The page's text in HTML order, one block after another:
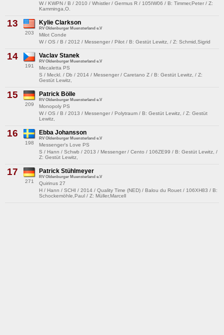
W / KWPN / B / 2010 / Whistler / Germus R / 105IW06 / B: Timmer,Peter / Z:
Kamminga,O.
13
203
Kylie Clarkson
RV Oldenburger Muensterland e.V
Milot Conde
W / OS / B / 2012 / Messenger / Pilot / B: Gestüt Lewitz, / Z: Schmid,Sigrid
14
191
Vaclav Stanek
RV Oldenburger Muensterland e.V
Mecaletta PS
S / Meckl. / Db / 2014 / Messenger / Caretano Z / B: Gestüt Lewitz, / Z:
Gestüt Lewitz,
15
209
Patrick Bölle
RV Oldenburger Muensterland e.V
Monopoly PS
W / OS / B / 2013 / Messenger / Polytraum / B: Gestüt Lewitz, / Z: Gestüt
Lewitz,
16
198
Ebba Johansson
RV Oldenburger Muensterland e.V
Messenger's Love PS
S / Hann / Schwb / 2013 / Messenger / Cento / 106ZE99 / B: Gestüt Lewitz, /
Z: Gestüt Lewitz,
17
271
Patrick Stühlmeyer
RV Oldenburger Muensterland e.V
Quirinus 27
H / Hann / SCHI / 2014 / Quality Time (NED) / Balou du Rouet / 106XH83 / B:
Schockemöhle,Paul / Z: Müller,Marcell